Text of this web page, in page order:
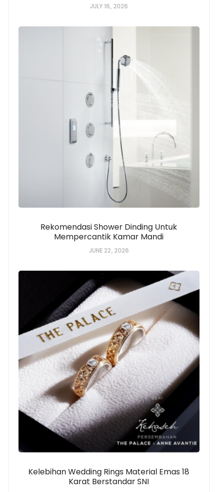
JULY 16, 2026
Rekomendasi Shower Dinding Untuk
Mempercantik Kamar Mandi
JUNE 22, 2026
Kelebihan Wedding Rings Material Emas 18
Karat Berstandar SNI